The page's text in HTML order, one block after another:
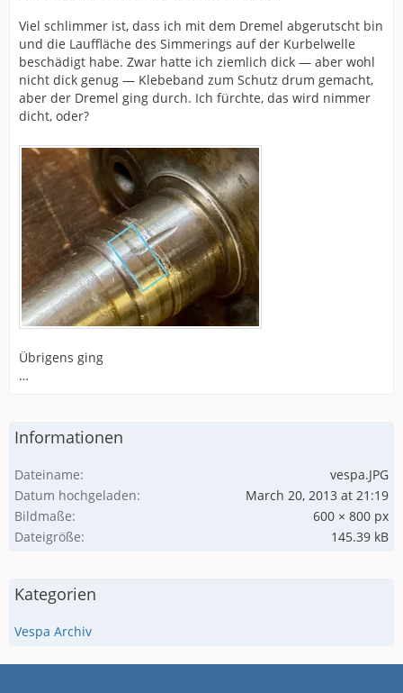
Viel schlimmer ist, dass ich mit dem Dremel abgerutscht bin
und die Lauffläche des Simmerings auf der Kurbelwelle
beschädigt habe. Zwar hatte ich ziemlich dick — aber wohl
nicht dick genug — Klebeband zum Schutz drum gemacht,
aber der Dremel ging durch. Ich fürchte, das wird nimmer
dicht, oder?
Übrigens ging
…
Informationen
Dateiname
vespa.JPG
Datum hochgeladen
March 20, 2013 at 21:19
Bildmaße
600 × 800 px
Dateigröße
145.39 kB
Kategorien
Vespa Archiv